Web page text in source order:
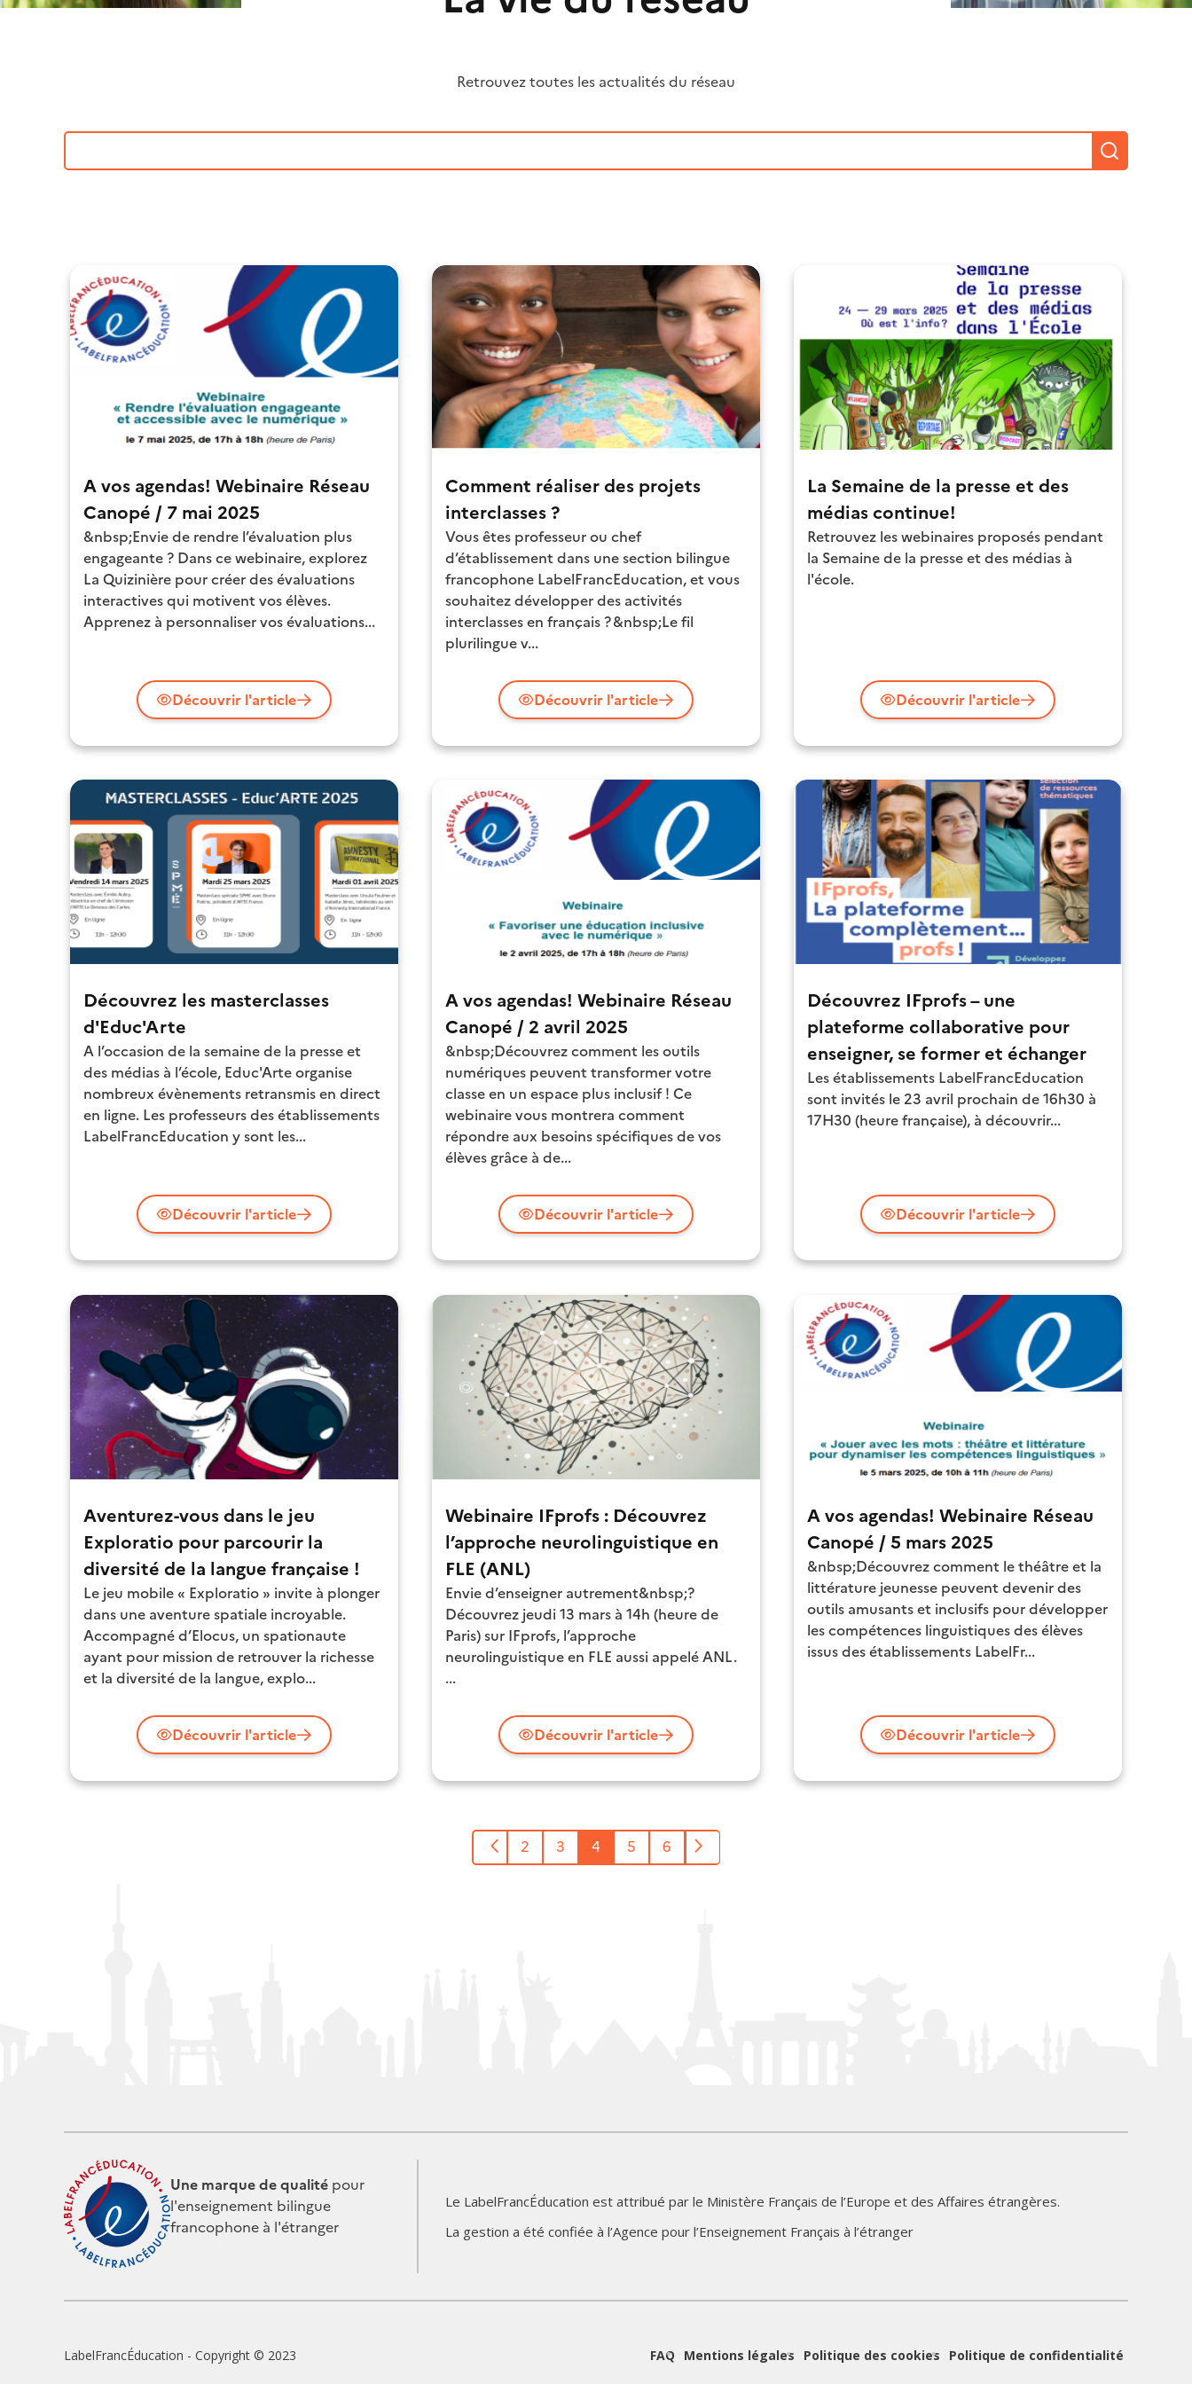
Retrouvez toutes les actualités du réseau
A vos agendas! Webinaire Réseau
Canopé / 7 mai 2025
&nbsp;Envie de rendre l’évaluation plus
engageante ? Dans ce webinaire, explorez
La Quizinière pour créer des évaluations
interactives qui motivent vos élèves.
Apprenez à personnaliser vos évaluations...
Découvrir l'article
Comment réaliser des projets
interclasses ?
Vous êtes professeur ou chef
d’établissement dans une section bilingue
francophone LabelFrancEducation, et vous
souhaitez développer des activités
interclasses en français ? &nbsp;Le fil
plurilingue v...
Découvrir l'article
La Semaine de la presse et des
médias continue!
Retrouvez les webinaires proposés pendant
la Semaine de la presse et des médias à
l'école.
Découvrir l'article
Découvrez les masterclasses
d'Educ'Arte
A l’occasion de la semaine de la presse et
des médias à l’école, Educ'Arte organise
nombreux évènements retransmis en direct
en ligne. Les professeurs des établissements
LabelFrancEducation y sont les...
Découvrir l'article
A vos agendas! Webinaire Réseau
Canopé / 2 avril 2025
&nbsp;Découvrez comment les outils
numériques peuvent transformer votre
classe en un espace plus inclusif ! Ce
webinaire vous montrera comment
répondre aux besoins spécifiques de vos
élèves grâce à de...
Découvrir l'article
Découvrez IFprofs – une
plateforme collaborative pour
enseigner, se former et échanger
Les établissements LabelFrancEducation
sont invités le 23 avril prochain de 16h30 à
17H30 (heure française), à découvrir...
Découvrir l'article
Aventurez-vous dans le jeu
Exploratio pour parcourir la
diversité de la langue française !
Le jeu mobile « Exploratio » invite à plonger
dans une aventure spatiale incroyable.
Accompagné d’Elocus, un spationaute
ayant pour mission de retrouver la richesse
et la diversité de la langue, explo...
Découvrir l'article
Webinaire IFprofs : Découvrez
l’approche neurolinguistique en
FLE (ANL)
Envie d’enseigner autrement&nbsp;?
Découvrez jeudi 13 mars à 14h (heure de
Paris) sur IFprofs, l’approche
neurolinguistique en FLE aussi appelé ANL.
...
Découvrir l'article
A vos agendas! Webinaire Réseau
Canopé / 5 mars 2025
&nbsp;Découvrez comment le théâtre et la
littérature jeunesse peuvent devenir des
outils amusants et inclusifs pour développer
les compétences linguistiques des élèves
issus des établissements LabelFr...
Découvrir l'article
Page
précédente
Page
2 Page
3
Page
courante
4 Page
5 Page
6
Page
suivante
Une marque de qualité pour
l'enseignement bilingue
francophone à l'étranger
du
du
Le LabelFrancÉducation est attribué par le Ministère Français de l’Europe et des Affaires étrangères.
La gestion a été confiée à l’Agence pour l’Enseignement Français à l’étranger
LabelFrancÉducation - Copyright © 2023 FAQ Mentions légales Politique des cookies Politique de confidentialité